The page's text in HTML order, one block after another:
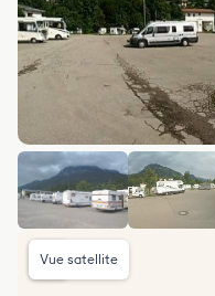
Vue satellite